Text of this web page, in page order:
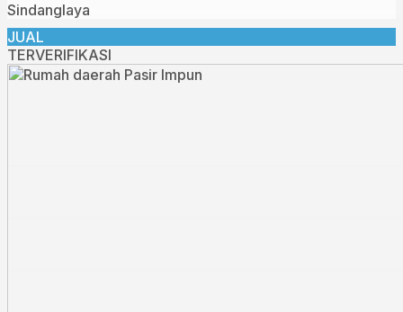
Sindanglaya
JUAL
TERVERIFIKASI